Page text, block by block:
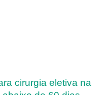
cirurgia eletiva na